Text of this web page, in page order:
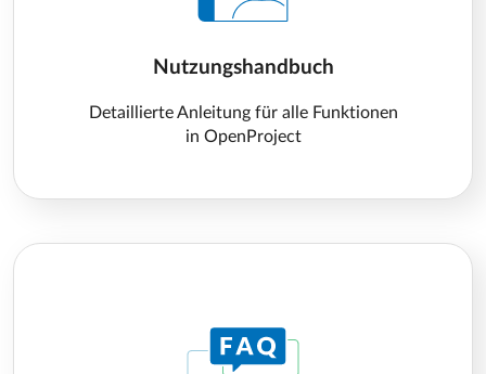
Nutzungshandbuch
Detaillierte Anleitung für alle Funktionen
in OpenProject